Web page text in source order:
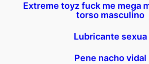
Extreme toyz fuck me mega
torso masculino
Lubricante sexua
Pene nacho vidal